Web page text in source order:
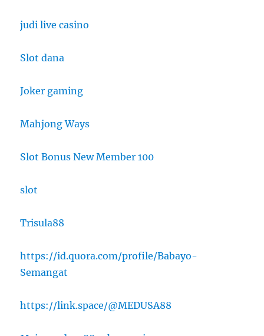
judi live casino
Slot dana
Joker gaming
Mahjong Ways
Slot Bonus New Member 100
slot
Trisula88
https://id.quora.com/profile/Babayo-
Semangat
https://link.space/@MEDUSA88